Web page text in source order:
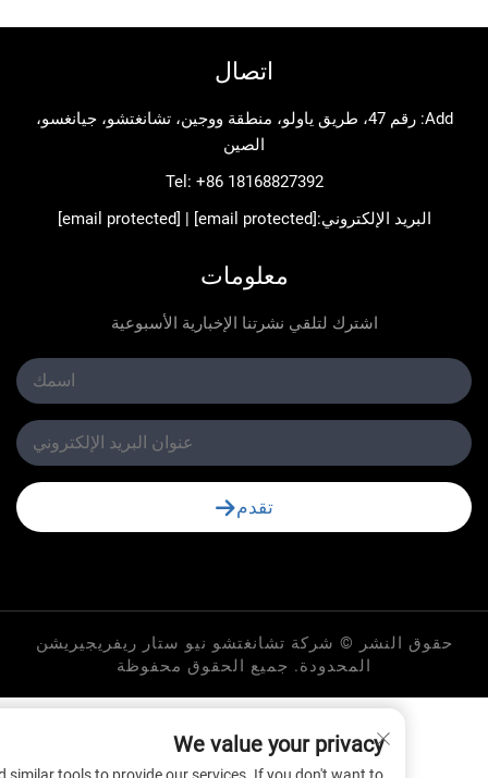
Add: رقم 47، طريق ياولو، منطقة ووجين، تشانغتشو، جيانغسو،
Tel:+86 18168827392
الإلكتروني:[email protected]
|
[email protected]
معلومات
اشترك لتلقي نشرتنا الإخبارية الأسبوعية
© شركة تشانغتشو نيو ستار ريفريجيريشن
المحدودة. جميع الحقوق محفوظة
We value your privacy